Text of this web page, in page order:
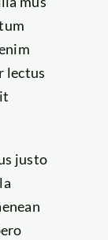
lectus
justo